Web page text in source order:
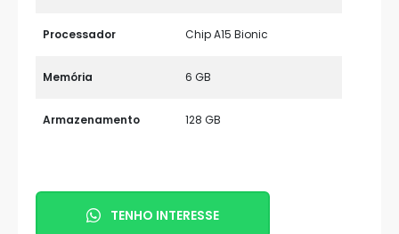
Processador Chip A15 Bionic
Memória 6 GB
Armazenamento 128 GB
TENHO INTERESSE